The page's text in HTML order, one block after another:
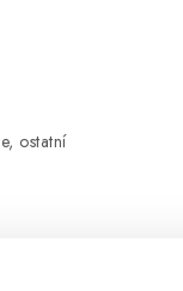
ostatní